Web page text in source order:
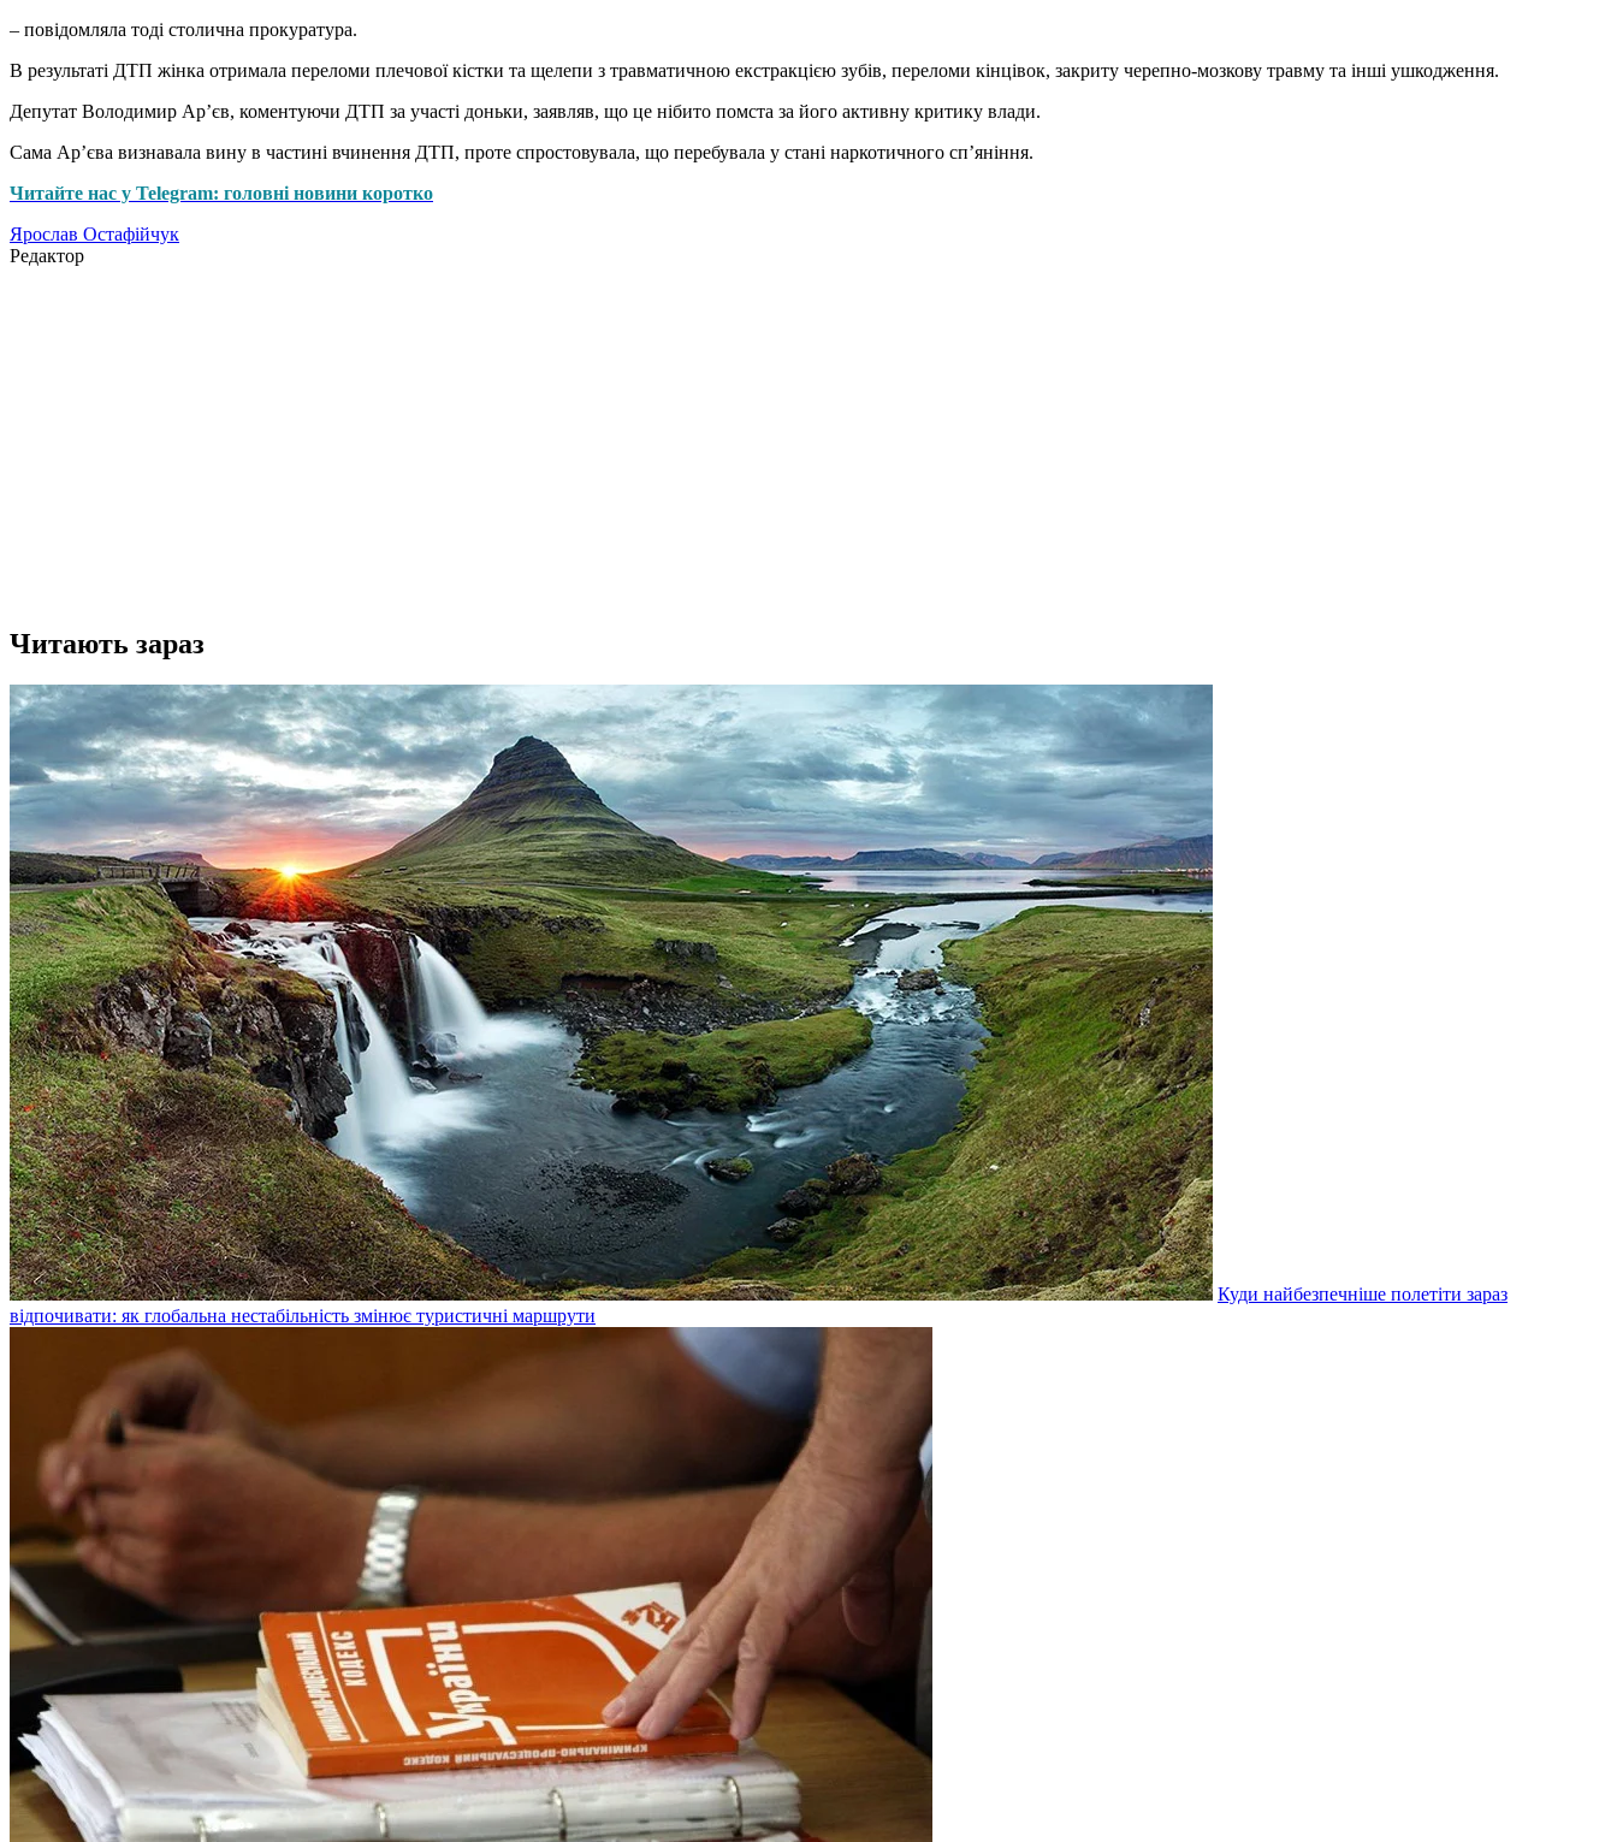
– повідомляла тоді столична прокуратура.
В результаті ДТП жінка отримала переломи плечової кістки та щелепи з травматичною екстракцією зубів, переломи кінцівок, закриту черепно-мозкову травму та інші ушкодження.
Депутат Володимир Ар’єв, коментуючи ДТП за участі доньки, заявляв, що це нібито помста за його активну критику влади.
Сама Ар’єва визнавала вину в частині вчинення ДТП, проте спростовувала, що перебувала у стані наркотичного сп’яніння.
Читайте нас у Telegram: головні новини коротко
Ярослав Остафійчук
Редактор
Читають зараз
Куди найбезпечніше полетіти зараз
відпочивати: як глобальна нестабільність змінює туристичні маршрути